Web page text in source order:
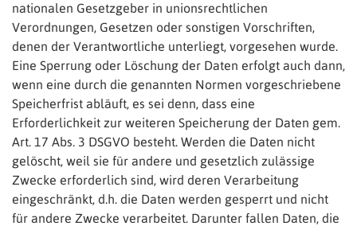
nationalen Gesetzgeber in unionsrechtlichen
Verordnungen, Gesetzen oder sonstigen Vorschriften,
denen der Verantwortliche unterliegt, vorgesehen wurde.
Eine Sperrung oder Löschung der Daten erfolgt auch dann,
wenn eine durch die genannten Normen vorgeschriebene
Speicherfrist abläuft, es sei denn, dass eine
Erforderlichkeit zur weiteren Speicherung der Daten gem.
Art. 17 Abs. 3 DSGVO besteht. Werden die Daten nicht
gelöscht, weil sie für andere und gesetzlich zulässige
Zwecke erforderlich sind, wird deren Verarbeitung
eingeschränkt, d.h. die Daten werden gesperrt und nicht
für andere Zwecke verarbeitet. Darunter fallen Daten, die